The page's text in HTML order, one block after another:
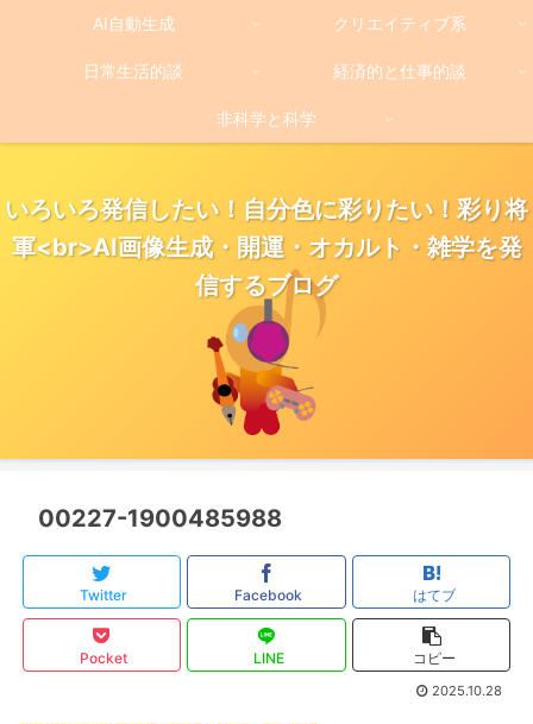
いろいろ発信したい！自分色に彩りたい！彩り将
軍<br>AI画像生成・開運・オカルト・雑学を発
信するブログ
AI自動生成 クリエイティブ系
日常生活的談 経済的と仕事的談
非科学と科学
00227-1900485988
Twitter Facebook はてブ
Pocket LINE コピー
2025.10.28